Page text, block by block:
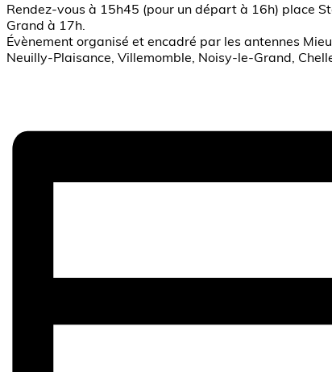
Rendez-vous à 15h45 (pour un départ à 16h) place
Grand à 17h.
Évènement organisé et encadré par les antennes
Neuilly-Plaisance, Villemomble, Noisy-le-Grand,